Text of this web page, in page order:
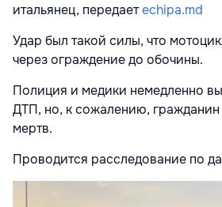
итальянец, передаетechipa.md
Удар был такой силы, что
через ограждение до обочины.
Полиция и медики немедленно
ДТП, но, к сожалению,
мертв.
Проводится расследование по